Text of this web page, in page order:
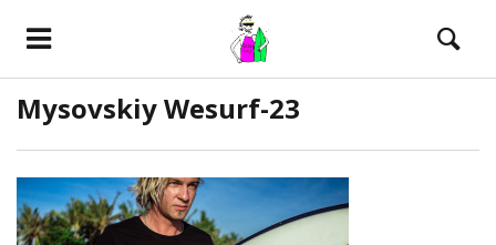
Mysovskiy Wesurf-23